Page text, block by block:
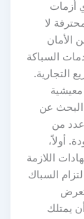
أزمات
لا
الأمان
السباكة
التجارية.
البحث عن
من
أولاً،
اللازمة
السباك
يمتلك